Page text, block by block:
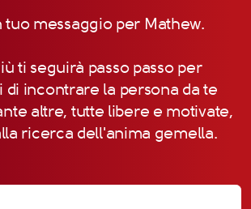
tuo messaggio per Mathew.
ti seguirà passo passo per
di incontrare la persona da te
altre, tutte libere e motivate,
ricerca dell'anima gemella.